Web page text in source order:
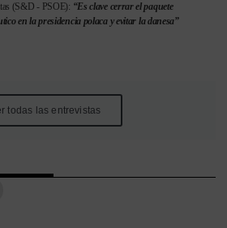
(S&D - PSOE): “Es clave cerrar el paquete
en la presidencia polaca y evitar la danesa”
todas las entrevistas